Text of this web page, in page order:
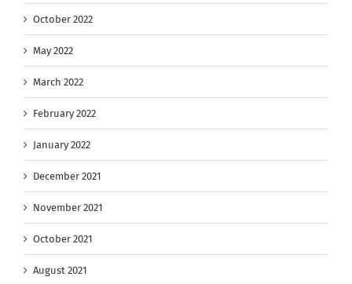
October 2022
May 2022
March 2022
February 2022
January 2022
December 2021
November 2021
October 2021
August 2021